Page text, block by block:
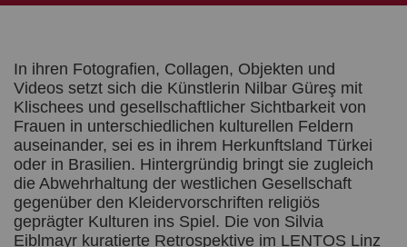
In ihren Fotografien, Collagen, Objekten und
Videos setzt sich die Künstlerin Nilbar Güreş mit
Klischees und gesellschaftlicher Sichtbarkeit von
Frauen in unterschiedlichen kulturellen Feldern
auseinander, sei es in ihrem Herkunftsland Türkei
oder in Brasilien. Hintergründig bringt sie zugleich
die Abwehrhaltung der westlichen Gesellschaft
gegenüber den Kleidervorschriften religiös
geprägter Kulturen ins Spiel. Die von Silvia
Eiblmayr kuratierte Retrospektive im LENTOS Linz